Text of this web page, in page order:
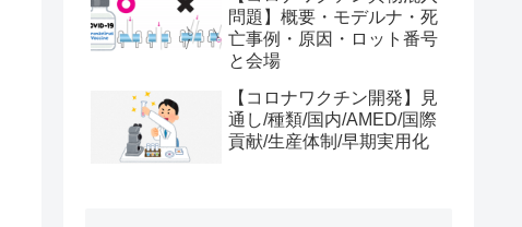
問題】概要・モデルナ・死
亡事例・原因・ロット番号
と会場
【コロナワクチン開発】見
通し/種類/国内/AMED/国際
貢献/生産体制/早期実用化